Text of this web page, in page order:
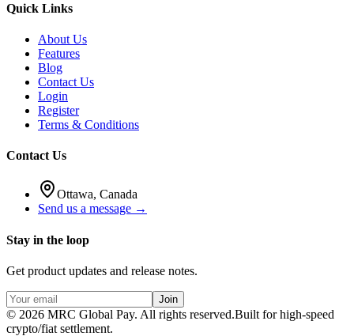
Quick Links
About Us
Features
Blog
Contact Us
Login
Register
Terms & Conditions
Contact Us
Ottawa, Canada
Send us a message →
Stay in the loop
Get product updates and release notes.
Join
© 2026 MRC Global Pay. All rights reserved.Built for high-speed
crypto/fiat settlement.